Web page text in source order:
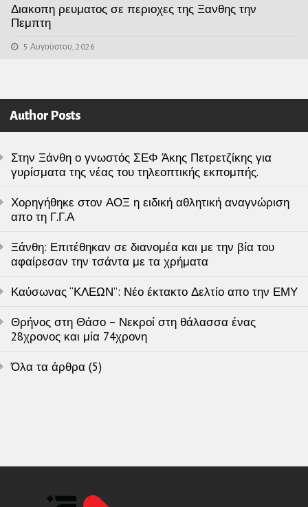
Διακοπη ρευματος σε περιοχες της Ξανθης την
Πεμπτη
5 Αυγούστου, 2026
Author Posts
Στην Ξάνθη ο γνωστός ΣΕΦ Άκης Πετρετζίκης για
γυρίσματα της νέας του τηλεοπτικής εκπομπής.
Χορηγήθηκε στον ΑΟΞ η ειδική αθλητική αναγνώριση
απο τη Γ.Γ.Α
Ξάνθη: Επιτέθηκαν σε διανομέα και με την βία του
αφαίρεσαν την τσάντα με τα χρήματα
Καύσωνας “ΚΛΕΩΝ”: Νέο έκτακτο Δελτίο απο την ΕΜΥ
Θρήνος στη Θάσο – Νεκροί στη θάλασσα ένας
28χρονος και μία 74χρονη
Όλα τα άρθρα (5)